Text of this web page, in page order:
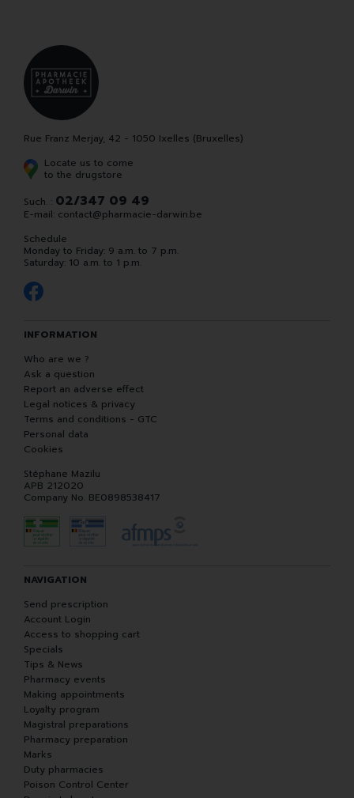
Rue Franz Merjay, 42 - 1050 Ixelles (Bruxelles)
Locate us to come
to the drugstore
Such. : 02/347 09 49
E-mail: contact@pharmacie-darwin.be
Schedule
Monday to Friday: 9 a.m. to 7 p.m.
Saturday: 10 a.m. to 1 p.m.
INFORMATION
Who are we ?
Ask a question
Report an adverse effect
Legal notices & privacy
Terms and conditions - GTC
Personal data
Cookies
Stéphane Mazilu
APB 212020
Company No. BE0898538417
NAVIGATION
Send prescription
Account Login
Access to shopping cart
Specials
Tips & News
Pharmacy events
Making appointments
Loyalty program
Magistral preparations
Pharmacy preparation
Marks
Duty pharmacies
Poison Control Center